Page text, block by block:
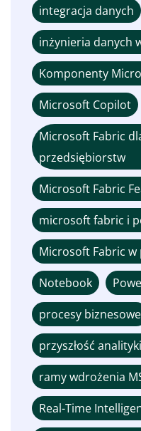
integracja danych
inżynieria danych
Komponenty
Microsoft Copilot
Microsoft Fabric
przedsiębiorstw
Microsoft Fabric
microsoft fabric i
Microsoft Fabric
Notebook
procesy biznesowe
przyszłość
ramy wdrożenia
Real-Time